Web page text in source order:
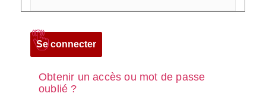
Obtenir un accès ou mot de passe
oublié ?